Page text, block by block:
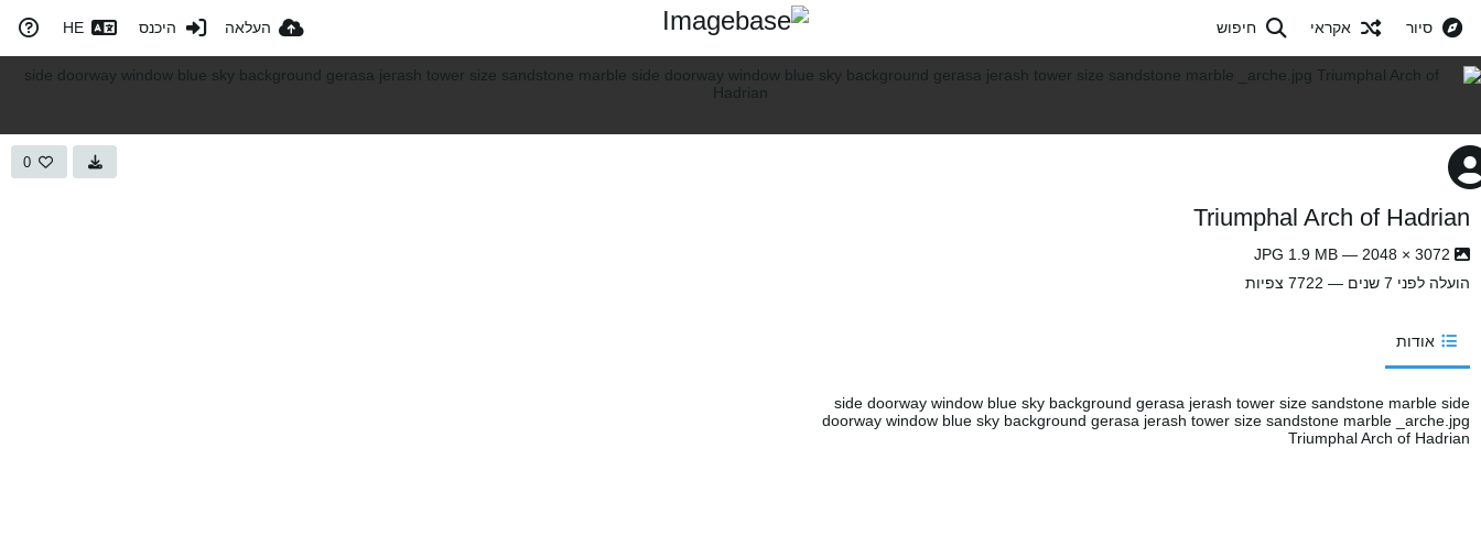
סיור אקראי חיפוש העלאה היכנס HE
0
Triumphal Arch of Hadrian
הועלה לפני 7 שנים — 7722 צפיות
אודות
side doorway window blue sky background gerasa jerash tower size sandstone marble side
doorway window blue sky background gerasa jerash tower size sandstone marble _arche.jpg
Triumphal Arch of Hadrian